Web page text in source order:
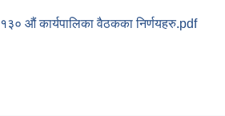
१३० औं कार्यपालिका वैठकका निर्णयहरु.pdf